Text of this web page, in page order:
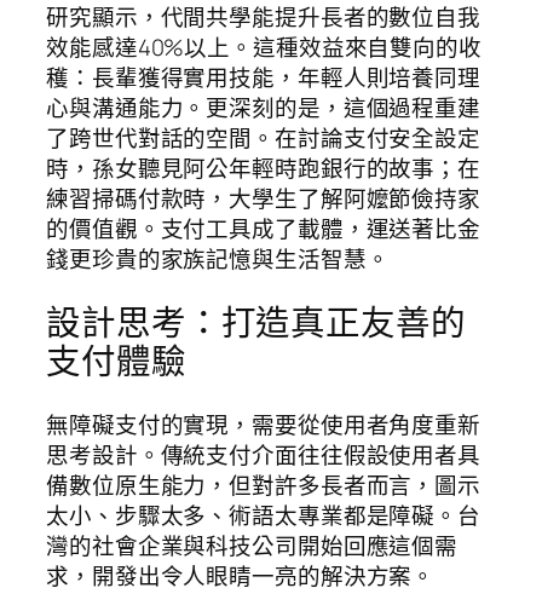
研究顯示，代間共學能提升長者的數位自我
效能感達40%以上。這種效益來自雙向的收
穫：長輩獲得實用技能，年輕人則培養同理
心與溝通能力。更深刻的是，這個過程重建
了跨世代對話的空間。在討論支付安全設定
時，孫女聽見阿公年輕時跑銀行的故事；在
練習掃碼付款時，大學生了解阿嬤節儉持家
的價值觀。支付工具成了載體，運送著比金
錢更珍貴的家族記憶與生活智慧。
設計思考：打造真正友善的
支付體驗
無障礙支付的實現，需要從使用者角度重新
思考設計。傳統支付介面往往假設使用者具
備數位原生能力，但對許多長者而言，圖示
太小、步驟太多、術語太專業都是障礙。台
灣的社會企業與科技公司開始回應這個需
求，開發出令人眼睛一亮的解決方案。